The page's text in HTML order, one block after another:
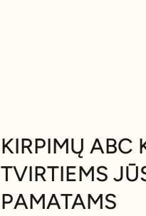
KIRPIMŲ ABC
TVIRTIEMS
PAMATAMS